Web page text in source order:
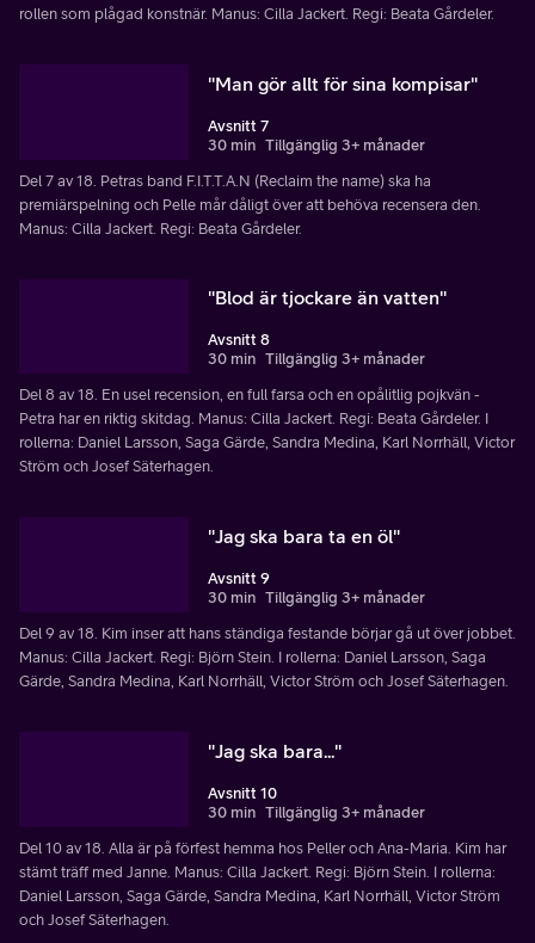
rollen som plågad konstnär. Manus: Cilla Jackert. Regi: Beata Gårdeler.
"Man gör allt för sina kompisar"
Avsnitt 7
30 min Tillgänglig 3+ månader
Del 7 av 18. Petras band F.I.T.T.A.N (Reclaim the name) ska ha
premiärspelning och Pelle mår dåligt över att behöva recensera den.
Manus: Cilla Jackert. Regi: Beata Gårdeler.
"Blod är tjockare än vatten"
Avsnitt 8
30 min Tillgänglig 3+ månader
Del 8 av 18. En usel recension, en full farsa och en opålitlig pojkvän -
Petra har en riktig skitdag. Manus: Cilla Jackert. Regi: Beata Gårdeler. I
rollerna: Daniel Larsson, Saga Gärde, Sandra Medina, Karl Norrhäll, Victor
Ström och Josef Säterhagen.
"Jag ska bara ta en öl"
Avsnitt 9
30 min Tillgänglig 3+ månader
Del 9 av 18. Kim inser att hans ständiga festande börjar gå ut över jobbet.
Manus: Cilla Jackert. Regi: Björn Stein. I rollerna: Daniel Larsson, Saga
Gärde, Sandra Medina, Karl Norrhäll, Victor Ström och Josef Säterhagen.
"Jag ska bara..."
Avsnitt 10
30 min Tillgänglig 3+ månader
Del 10 av 18. Alla är på förfest hemma hos Peller och Ana-Maria. Kim har
stämt träff med Janne. Manus: Cilla Jackert. Regi: Björn Stein. I rollerna:
Daniel Larsson, Saga Gärde, Sandra Medina, Karl Norrhäll, Victor Ström
och Josef Säterhagen.